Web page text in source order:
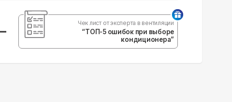
Чек лист от эксперта в вентиляции
“ТОП-5 ошибок при выборе
кондиционера”